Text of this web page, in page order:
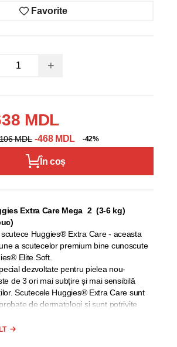
Favorite
+
MDL
MDL -468 MDL -42%
În coș
Extra Care Mega 2 (3-6 kg)
Huggies® Extra Care - aceasta
a scutecelor premium bine cunoscute
Elite Soft.
dezvoltate pentru pielea nou-
de 3 ori mai subțire și mai sensibilă
Scutecele Huggies® Extra Care sunt
de dermatologi şi sunt potrivite
noile scutecele Huggies® Extra Care